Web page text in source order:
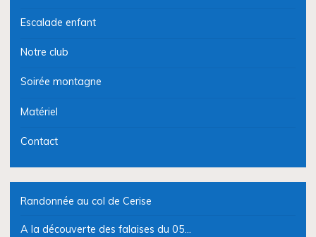
Escalade enfant
Notre club
Soirée montagne
Matériel
Contact
Randonnée au col de Cerise
A la découverte des falaises du 05…